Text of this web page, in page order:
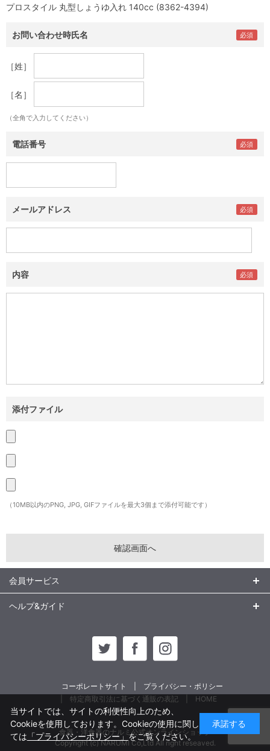
プロスタイル 丸型しょうゆ入れ 140cc (8362-4394)
お問い合わせ時氏名
［姓］
［名］
（全角で入力してください）
電話番号
メールアドレス
内容
添付ファイル
（10MB以内のPNG, JPG, GIFファイルを最大3個まで添付可能です）
会員サービス
ヘルプ&ガイド
コーポレートサイト
プライバシー・ポリシー
特定商取引法に基づく通販の表記
HOME
食器・洋食器のナルミ公式オンラインショップ
Copyright (c) NARUMI Co,Ltd All right reseaved.
当サイトでは、サイトの利便性向上のため、
Cookieを使用しております。Cookieの使用に関し
ては 「プライバシーポリシー」をご覧ください。
承諾する